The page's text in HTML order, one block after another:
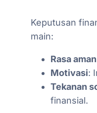
Keputusan
main:
Rasa aman
Motivasi:
Tekanan
finansial.